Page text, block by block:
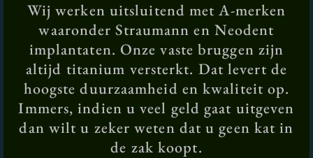
Wij werken uitsluitend met A-merken
waaronder Straumann en Neodent
implantaten. Onze vaste bruggen zijn
altijd titanium versterkt. Dat levert de
hoogste duurzaamheid en kwaliteit op.
Immers, indien u veel geld gaat uitgeven
dan wilt u zeker weten dat u geen kat in
de zak koopt.